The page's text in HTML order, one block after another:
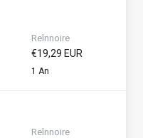
Reînnoire
€19,29 EUR
1 An
Reînnoire